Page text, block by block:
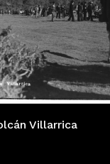
Villarrica